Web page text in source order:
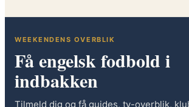
WEEKENDENS OVERBLIK
Få engelsk fodbold i
indbakken
Tilmeld dig og få guides, tv-overblik,